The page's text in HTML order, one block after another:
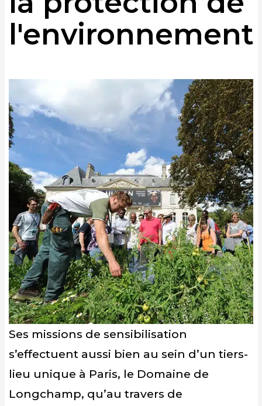
l'environnement
Ses missions de sensibilisation
s’effectuent aussi bien au sein d’un tiers-
lieu unique à Paris, le Domaine de
Longchamp, qu’au travers de